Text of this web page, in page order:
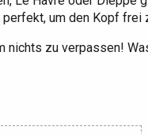
um den Kopf frei
zu verpassen!